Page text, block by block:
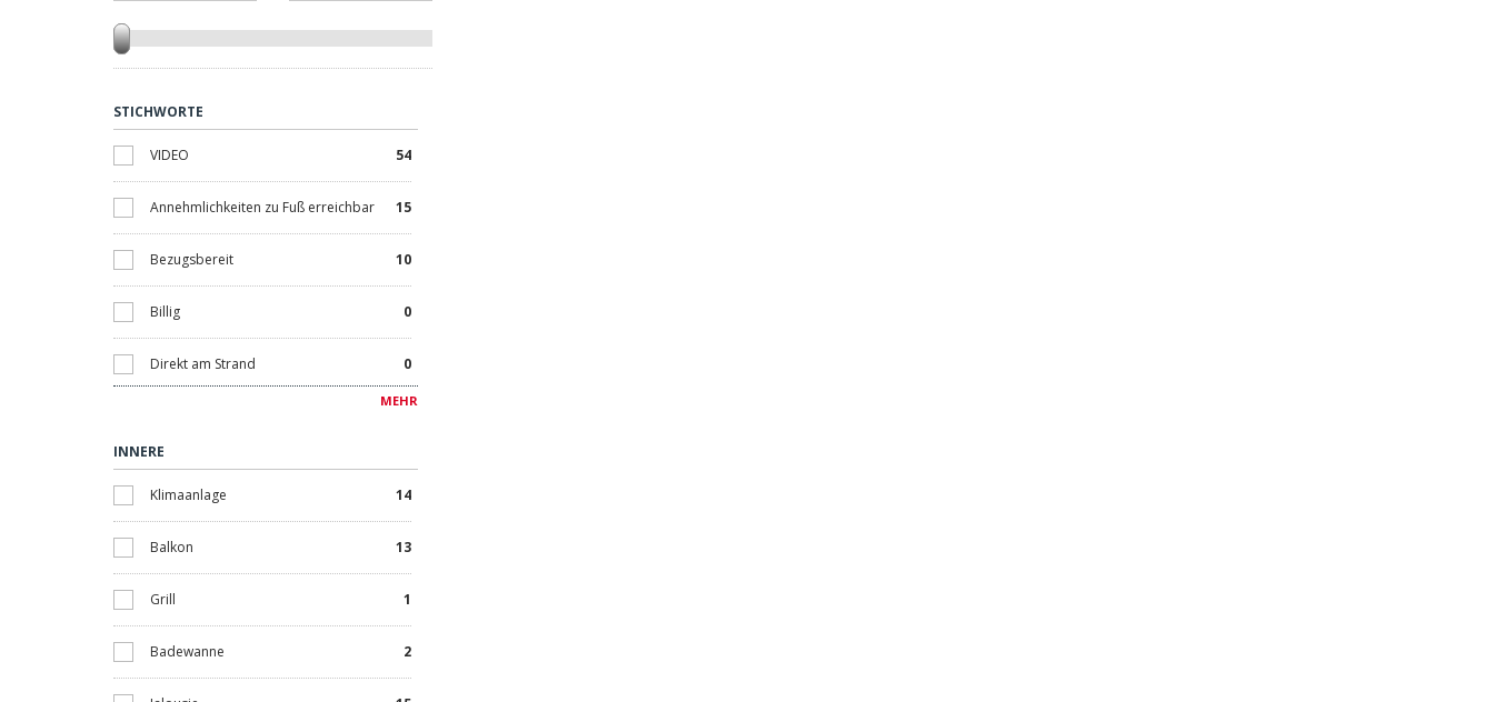
STICHWORTE
VIDEO 54
Annehmlichkeiten zu Fuß erreichbar 15
Bezugsbereit 10
Billig 0
Direkt am Strand 0
Golf 3
In Raten kaufen 0
Investition 0
Kurzzeitvermietung 0
Luxus 7
MEHR
INNERE
Klimaanlage 14
Balkon 13
Grill 1
Badewanne 2